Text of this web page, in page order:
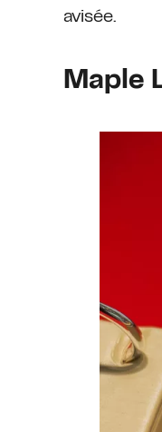
avisée.
Maple